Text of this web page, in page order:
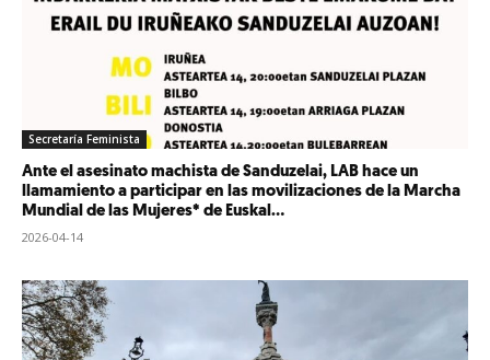
Secretaría Feminista
Ante el asesinato machista de Sanduzelai, LAB hace un
llamamiento a participar en las movilizaciones de la Marcha
Mundial de las Mujeres* de Euskal...
2026-04-14